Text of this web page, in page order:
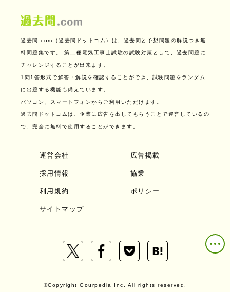
過去問.com（過去問ドットコム）は、過去問と予想問題の解説つき無
料問題集です。 第二種電気工事士試験の試験対策として、過去問題に
チャレンジすることが出来ます。
1問1答形式で解答・解説を確認することができ、試験問題をランダム
に出題する機能も備えています。
パソコン、スマートフォンからご利用いただけます。
過去問ドットコムは、企業に広告を出してもらうことで運営しているの
で、完全に無料で使用することができます。
運営会社 広告掲載
採用情報 協業
利用規約 ポリシー
サイトマップ
©Copyright Gourpedia Inc. All rights reserved.